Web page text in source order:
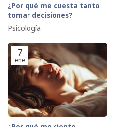
¿Por qué me cuesta tanto
tomar decisiones?
Psicología
7
ene